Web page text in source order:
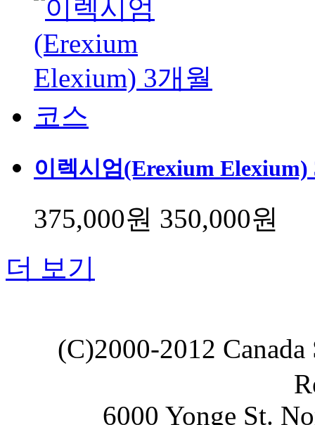
이렉시엄(Erexium Elexium)
375,000원 350,000원
더 보기
(C)2000-2012
6000 Yonge St.